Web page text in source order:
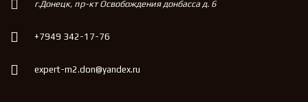
г.Донецк, пр-кт Освобождения донбасса д. 6
+7949 342-17-76
expert-m2.don@yandex.ru